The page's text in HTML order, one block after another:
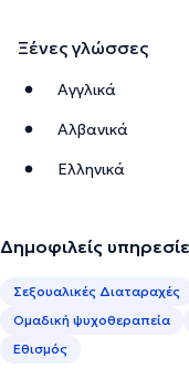
Ξένες γλώσσες
Αγγλικά
Αλβανικά
Ελληνικά
Δημοφιλείς
Σεξουαλικές Διαταραχές
Ομαδική ψυχοθεραπεία
Εθισμός